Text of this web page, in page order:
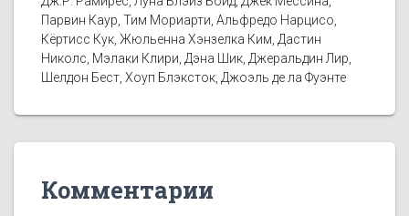
Парвин Каур, Тим Мориарти, Альфредо Нарцисо,
Кёртисс Кук, Жюльенна Хэнзелка Ким, Дастин
Николс, Мэлаки Клири, Дэна Шик, Джеральдин Лир,
Шелдон Бест, Хоуп Блэксток, Джоэль де ла Фуэнте
Комментарии